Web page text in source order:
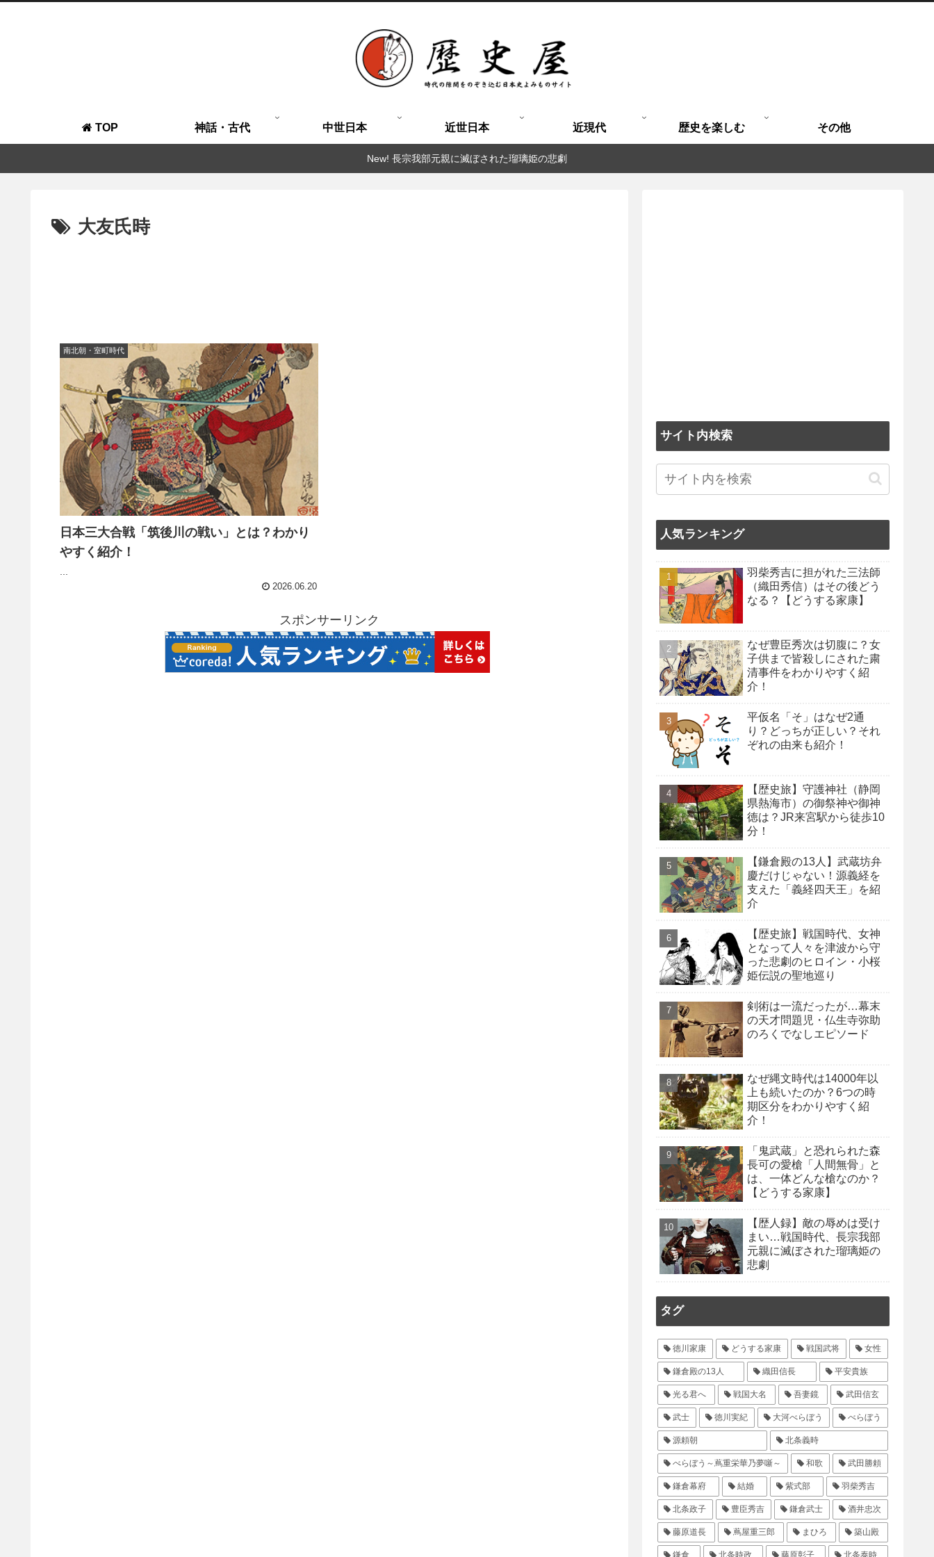
TOP 神話・古代 中世日本 近世日本 近現代 歴史を楽しむ その他
New! 長宗我部元親に滅ぼされた瑠璃姫の悲劇
大友氏時
南北朝・室町時代
日本三大合戦「筑後川の戦い」とは？わかり
やすく紹介！
2026.06.20
スポンサーリンク
サイト内検索
人気ランキング
羽柴秀吉に担がれた三法師
（織田秀信）はその後どう
なる？【どうする家康】
なぜ豊臣秀次は切腹に？女
子供まで皆殺しにされた粛
清事件をわかりやすく紹
介！
平仮名「そ」はなぜ2通
り？どっちが正しい？それ
ぞれの由来も紹介！
【歴史旅】守護神社（静岡
県熱海市）の御祭神や御神
徳は？JR来宮駅から徒歩10
分！
【鎌倉殿の13人】武蔵坊弁
慶だけじゃない！源義経を
支えた「義経四天王」を紹
介
【歴史旅】戦国時代、女神
となって人々を津波から守
った悲劇のヒロイン・小桜
姫伝説の聖地巡り
剣術は一流だったが…幕末
の天才問題児・仏生寺弥助
のろくでなしエピソード
なぜ縄文時代は14000年以
上も続いたのか？6つの時
期区分をわかりやすく紹
介！
「鬼武蔵」と恐れられた森
長可の愛槍「人間無骨」と
は、一体どんな槍なのか？
【どうする家康】
【歴人録】敵の辱めは受け
まい…戦国時代、長宗我部
元親に滅ぼされた瑠璃姫の
悲劇
タグ
徳川家康 どうする家康 戦国武将 女性
鎌倉殿の13人 織田信長 平安貴族
光る君へ 戦国大名 吾妻鏡 武田信玄
武士 徳川実紀 大河べらぼう べらぼう
源頼朝 北条義時
べらぼう～蔦重栄華乃夢噺～ 和歌 武田勝頼
鎌倉幕府 結婚 紫式部 羽柴秀吉
北条政子 豊臣秀吉 鎌倉武士 酒井忠次
藤原道長 蔦屋重三郎 まひろ 築山殿
鎌倉 北条時政 藤原彰子 北条泰時